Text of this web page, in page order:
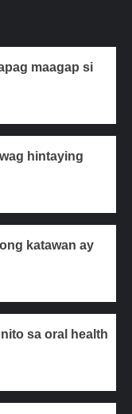
maagap si
hintaying
katawan ay
sa oral health